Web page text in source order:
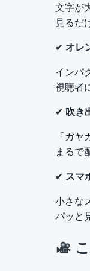
文字が
見るだ
✔ オレ
インパ
視聴者
✔ 吹き
「ガ
まるで
✔ スマ
小さな
パッと